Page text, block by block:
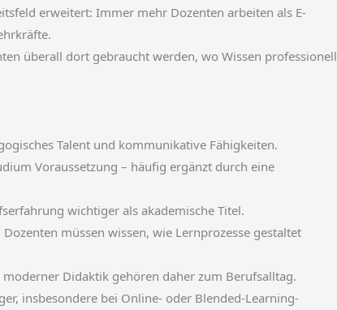
erweitert: Immer mehr Dozenten arbeiten als E-
überall dort gebraucht werden, wo Wissen professionell
Talent und kommunikative Fähigkeiten.
Voraussetzung – häufig ergänzt durch eine
wichtiger als akademische Titel.
müssen wissen, wie Lernprozesse gestaltet
Didaktik gehören daher zum Berufsalltag.
insbesondere bei Online- oder Blended-Learning-